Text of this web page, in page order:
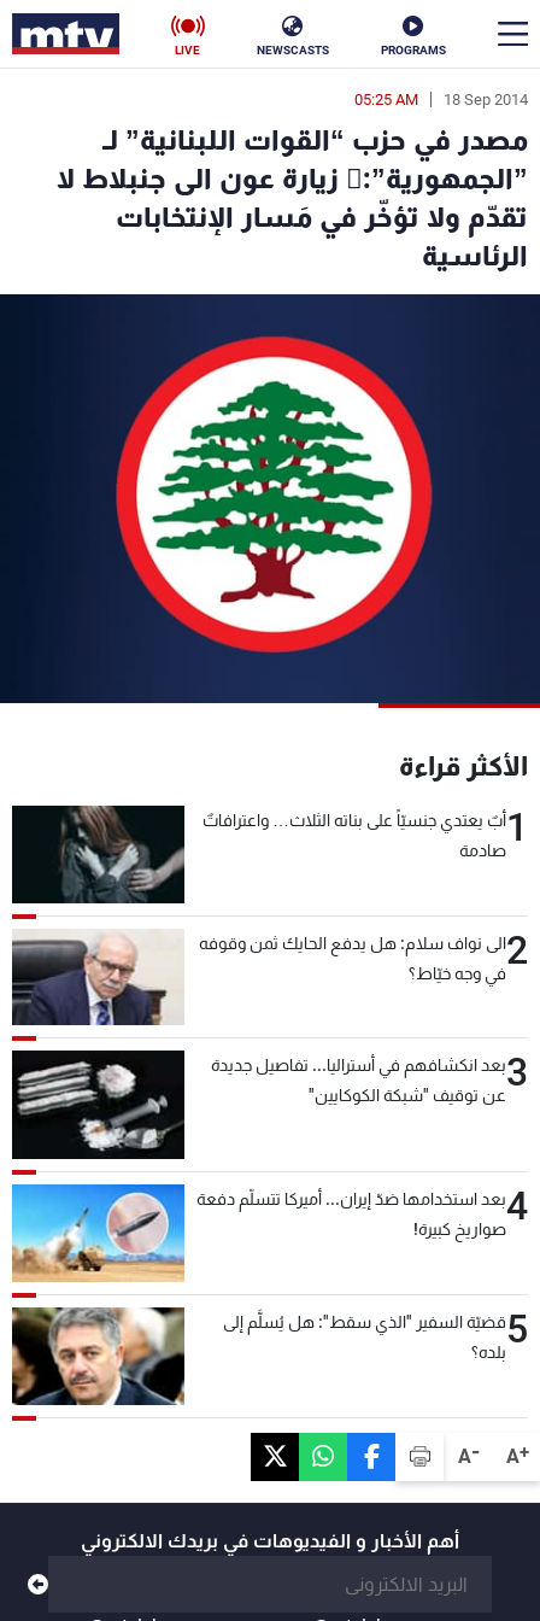
PROGRAMS
NEWSCASTS
LIVE
A+
A-
18 Sep 2014
05:25 AM
مصدر في حزب “القوات اللبنانية” لـ
”الجمهورية”:ّ زيارة عون الى جنبلاط لا
تقدّم ولا تؤخّر في مَسار الإنتخابات
الرئاسية
الأكثر قراءة
1أبٌ يعتدي جنسيّاً على بناته الثلاث… واعترافاتٌ
صادمة
2الى نواف سلام: هل يدفع الحايك ثمن وقوفه
في وجه خيّاط؟
3بعد انكشافهم في أستراليا... تفاصيل جديدة
عن توقيف "شبكة الكوكايين"
4بعد استخدامها ضدّ إيران... أميركا تتسلّم دفعة
صواريخ كبيرة!
5قضيّة السفير "الذي سقط": هل يُسلَّم إلى
بلده؟
أهم الأخبار و الفيديوهات في بريدك الالكتروني
en
الأخبار
سياسة ناس
إقتصاد
رياضة
جدول البرامج
شاهد البرامج
الإنـتـاج
تواصل معنا